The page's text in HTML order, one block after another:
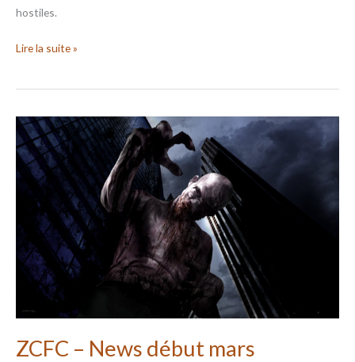
hostiles.
Lire la suite »
ZCFC – News début mars
ZCFC
–
News
début
mars